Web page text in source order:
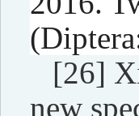
[26]
new